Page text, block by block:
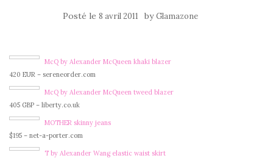
Posté le 8 avril 2011 byGlamazone
McQ by Alexander McQueen khaki blazer
420 EUR – sereneorder.com
McQ by Alexander McQueen tweed blazer
405 GBP – liberty.co.uk
MOTHER skinny jeans
$195 – net-a-porter.com
T by Alexander Wang elastic waist skirt